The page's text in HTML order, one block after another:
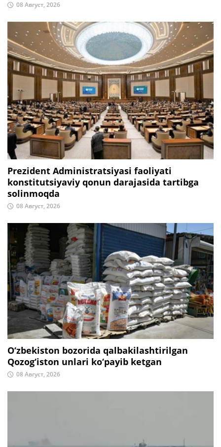
08 Август, 2026
Prezident Administratsiyasi faoliyati
konstitutsiyaviy qonun darajasida tartibga
solinmoqda
08 Август, 2026
O‘zbekiston bozorida qalbakilashtirilgan
Qozog‘iston unlari ko‘payib ketgan
08 Август, 2026